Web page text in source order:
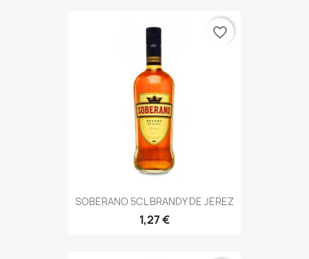
SOBERANO 5CL BRANDY DE JEREZ
1,27 €
favorite_border